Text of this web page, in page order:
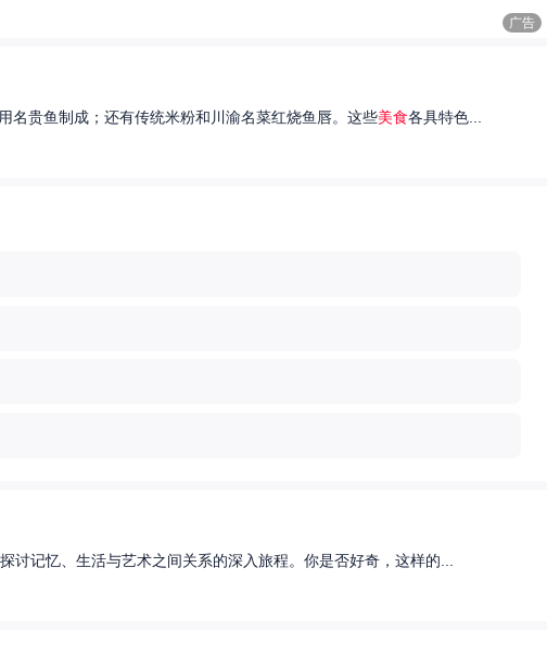
广告
名贵鱼制成；还有传统米粉和川渝名菜红烧鱼唇。这些美食各具特色...
记忆、生活与艺术之间关系的深入旅程。你是否好奇，这样的...